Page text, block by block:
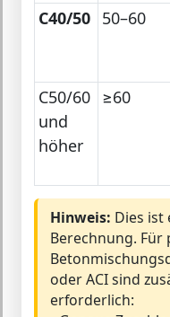
C40/50
50–60
C50/60
und
höher
≥60
Hinweis: Dies ist
Berechnung. Für
oder ACI sind
erforderlich: